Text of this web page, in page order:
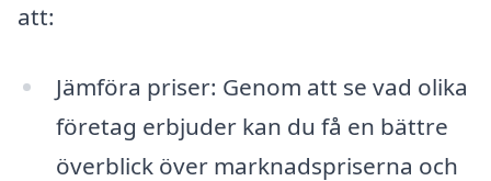
att:
Jämföra priser: Genom att se vad olika
företag erbjuder kan du få en bättre
överblick över marknadspriserna och